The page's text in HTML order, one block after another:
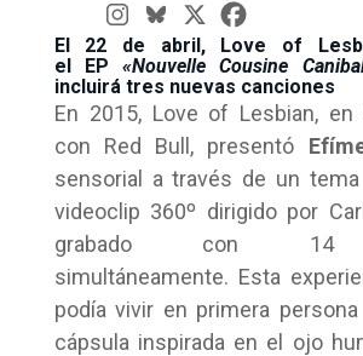
El 22 de abril, Love of
el EP «Nouvelle Cousine
incluirá tres nuevas canciones
En 2015, Love of Lesbian, en
con Red Bull, presentó
sensorial a través de un
videoclip 360º dirigido por
grabado con 14
simultáneamente. Esta
podía vivir en primera
cápsula inspirada en el ojo